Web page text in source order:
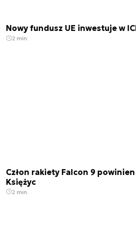
Nowy fundusz UE inwestuje w
2 min.
Człon rakiety Falcon 9
Księżyc
2 min.